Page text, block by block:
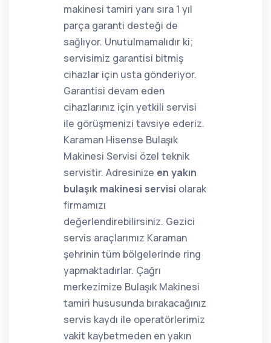
makinesi tamiri yanı sıra 1 yıl
parça garanti desteği de
sağlıyor. Unutulmamalıdır ki;
servisimiz garantisi bitmiş
cihazlar için usta gönderiyor.
Garantisi devam eden
cihazlarınız için yetkili servisi
ile görüşmenizi tavsiye ederiz.
Karaman Hisense Bulaşık
Makinesi Servisi özel teknik
servistir. Adresinize en yakın
bulaşık makinesi servisi olarak
firmamızı
değerlendirebilirsiniz. Gezici
servis araçlarımız Karaman
şehrinin tüm bölgelerinde ring
yapmaktadırlar. Çağrı
merkezimize Bulaşık Makinesi
tamiri hususunda bırakacağınız
servis kaydı ile operatörlerimiz
vakit kaybetmeden en yakın